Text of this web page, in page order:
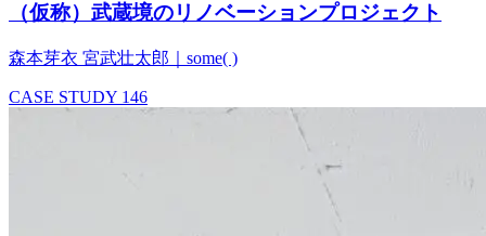
（仮称）武蔵境のリノベーションプロジェクト
森本芽衣 宮武壮太郎｜some( )
CASE STUDY 146